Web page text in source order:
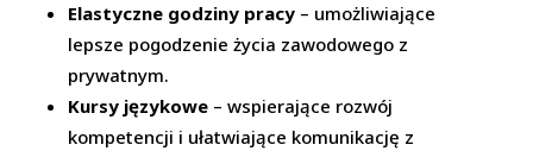
Elastyczne godziny pracy – umożliwiające
lepsze pogodzenie życia zawodowego z
prywatnym.
Kursy językowe – wspierające rozwój
kompetencji i ułatwiające komunikację z